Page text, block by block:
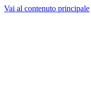
Vai al contenuto principale